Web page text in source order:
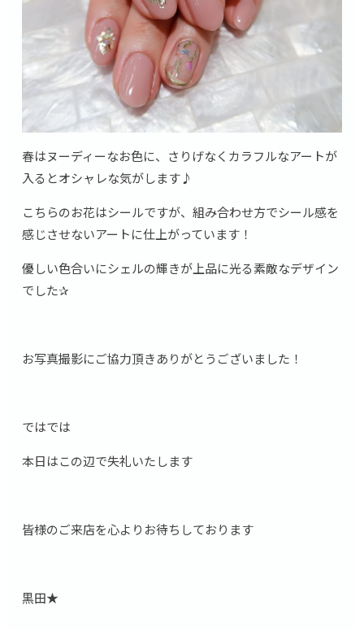
春はヌーディーなお色に、さりげなくカラフルなアートが
入るとオシャレな気がします♪
こちらのお花はシールですが、組み合わせ方でシール感を
感じさせないアートに仕上がっています！
優しい色合いにシェルの輝きが上品に光る素敵なデザイン
でした✰
お写真撮影にご協力頂きありがとうございました！
ではでは
本日はこの辺で失礼いたします
皆様のご来店を心よりお待ちしております
黒田★